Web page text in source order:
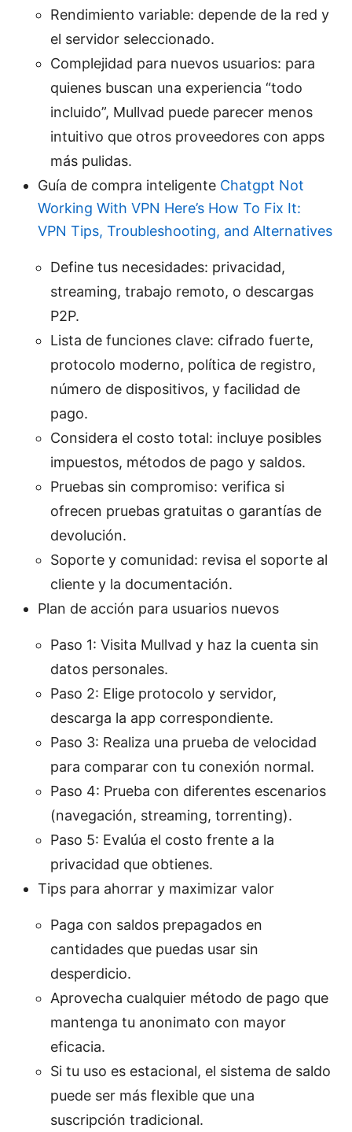
Rendimiento variable: depende de la red y
el servidor seleccionado.
Complejidad para nuevos usuarios: para
quienes buscan una experiencia “todo
incluido”, Mullvad puede parecer menos
intuitivo que otros proveedores con apps
más pulidas.
Guía de compra inteligente Chatgpt Not
Working With VPN Here’s How To Fix It:
VPN Tips, Troubleshooting, and Alternatives
Define tus necesidades: privacidad,
streaming, trabajo remoto, o descargas
P2P.
Lista de funciones clave: cifrado fuerte,
protocolo moderno, política de registro,
número de dispositivos, y facilidad de
pago.
Considera el costo total: incluye posibles
impuestos, métodos de pago y saldos.
Pruebas sin compromiso: verifica si
ofrecen pruebas gratuitas o garantías de
devolución.
Soporte y comunidad: revisa el soporte al
cliente y la documentación.
Plan de acción para usuarios nuevos
Paso 1: Visita Mullvad y haz la cuenta sin
datos personales.
Paso 2: Elige protocolo y servidor,
descarga la app correspondiente.
Paso 3: Realiza una prueba de velocidad
para comparar con tu conexión normal.
Paso 4: Prueba con diferentes escenarios
(navegación, streaming, torrenting).
Paso 5: Evalúa el costo frente a la
privacidad que obtienes.
Tips para ahorrar y maximizar valor
Paga con saldos prepagados en
cantidades que puedas usar sin
desperdicio.
Aprovecha cualquier método de pago que
mantenga tu anonimato con mayor
eficacia.
Si tu uso es estacional, el sistema de saldo
puede ser más flexible que una
suscripción tradicional.